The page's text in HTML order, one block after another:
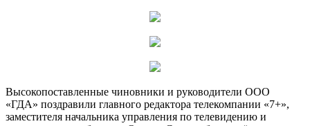
Высокопоставленные чиновники и руководители ООО
«ГДА» поздравили главного редактора телекомпании «7+»,
заместителя начальника управления по телевидению и